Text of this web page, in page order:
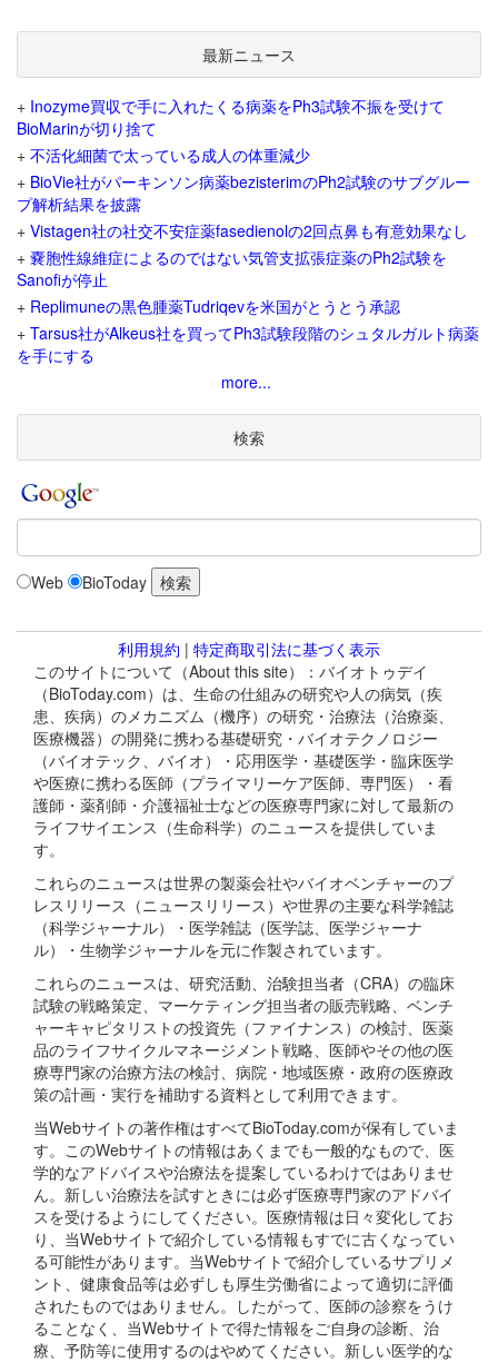
最新ニュース
+ Inozyme買収で手に入れたくる病薬をPh3試験不振を受けて
BioMarinが切り捨て
+ 不活化細菌で太っている成人の体重減少
+ BioVie社がパーキンソン病薬bezisterimのPh2試験のサブグルー
プ解析結果を披露
+ Vistagen社の社交不安症薬fasedienolの2回点鼻も有意効果なし
+ 嚢胞性線維症によるのではない気管支拡張症薬のPh2試験を
Sanofiが停止
+ Replimuneの黒色腫薬Tudriqevを米国がとうとう承認
+ Tarsus社がAlkeus社を買ってPh3試験段階のシュタルガルト病薬
を手にする
more...
検索
Web BioToday
利用規約 | 特定商取引法に基づく表示
このサイトについて（About this site）：バイオトゥデイ
（BioToday.com）は、生命の仕組みの研究や人の病気（疾
患、疾病）のメカニズム（機序）の研究・治療法（治療薬、
医療機器）の開発に携わる基礎研究・バイオテクノロジー
（バイオテック、バイオ）・応用医学・基礎医学・臨床医学
や医療に携わる医師（プライマリーケア医師、専門医）・看
護師・薬剤師・介護福祉士などの医療専門家に対して最新の
ライフサイエンス（生命科学）のニュースを提供していま
す。
これらのニュースは世界の製薬会社やバイオベンチャーのプ
レスリリース（ニュースリリース）や世界の主要な科学雑誌
（科学ジャーナル）・医学雑誌（医学誌、医学ジャーナ
ル）・生物学ジャーナルを元に作製されています。
これらのニュースは、研究活動、治験担当者（CRA）の臨床
試験の戦略策定、マーケティング担当者の販売戦略、ベンチ
ャーキャピタリストの投資先（ファイナンス）の検討、医薬
品のライフサイクルマネージメント戦略、医師やその他の医
療専門家の治療方法の検討、病院・地域医療・政府の医療政
策の計画・実行を補助する資料として利用できます。
当Webサイトの著作権はすべてBioToday.comが保有していま
す。このWebサイトの情報はあくまでも一般的なもので、医
学的なアドバイスや治療法を提案しているわけではありませ
ん。新しい治療法を試すときには必ず医療専門家のアドバイ
スを受けるようにしてください。医療情報は日々変化してお
り、当Webサイトで紹介している情報もすでに古くなってい
る可能性があります。当Webサイトで紹介しているサプリメ
ント、健康食品等は必ずしも厚生労働省によって適切に評価
されたものではありません。したがって、医師の診察をうけ
ることなく、当Webサイトで得た情報をご自身の診断、治
療、予防等に使用するのはやめてください。新しい医学的な